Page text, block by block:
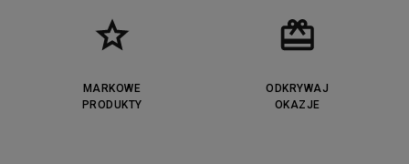
MARKOWE
PRODUKTY
ODKRYWAJ
OKAZJE